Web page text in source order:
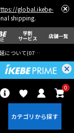
global.ikebe-
shipping.
学割
サービス 店舗一覧
について(07月29日
0